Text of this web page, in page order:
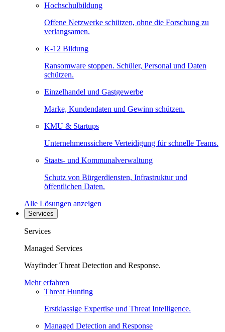
Hochschulbildung
Offene Netzwerke schützen, ohne die Forschung zu
verlangsamen.
K-12 Bildung
Ransomware stoppen. Schüler, Personal und Daten
schützen.
Einzelhandel und Gastgewerbe
Marke, Kundendaten und Gewinn schützen.
KMU & Startups
Unternehmenssichere Verteidigung für schnelle Teams.
Staats- und Kommunalverwaltung
Schutz von Bürgerdiensten, Infrastruktur und
öffentlichen Daten.
Alle Lösungen anzeigen
Services
Services
Managed Services
Wayfinder Threat Detection and Response.
Mehr erfahren
Threat Hunting
Erstklassige Expertise und Threat Intelligence.
Managed Detection and Response